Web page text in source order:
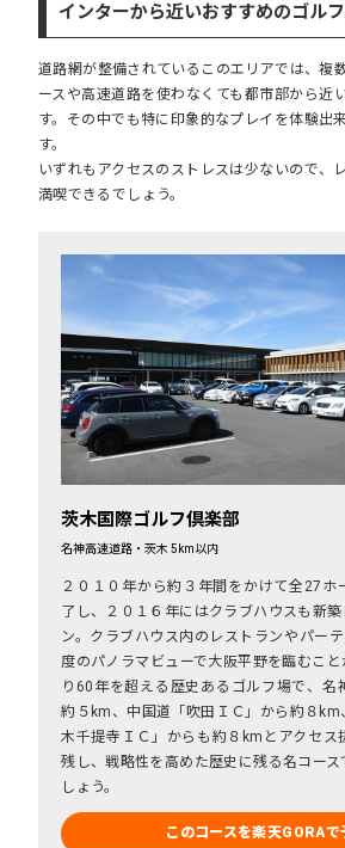
インターから近いおすすめのゴル
道路網が整備されているこのエリアでは、複
ースや高速道路を使わなくても都市部から近
す。その中でも特に印象的なプレイを体験出
す。
いずれもアクセスのストレスは少ないので、
満喫できるでしょう。
茨木国際ゴルフ倶楽部
名神高速道路・茨木 5km以内
２０１０年から約３年間をかけて全27ホ
了し、２０１６年にはクラブハウスも新
ン。クラブハウス内のレストランやパー
度のパノラマビューで大阪平野を臨むこと
り60年を超える歴史あるゴルフ場で、名
約５km、中国道「吹田ＩＣ」から約８km
木千提寺ＩＣ」からも約８kmとアクセス
残し、戦略性を高めた歴史に残る名コー
しょう。
このコースを楽天GORAで